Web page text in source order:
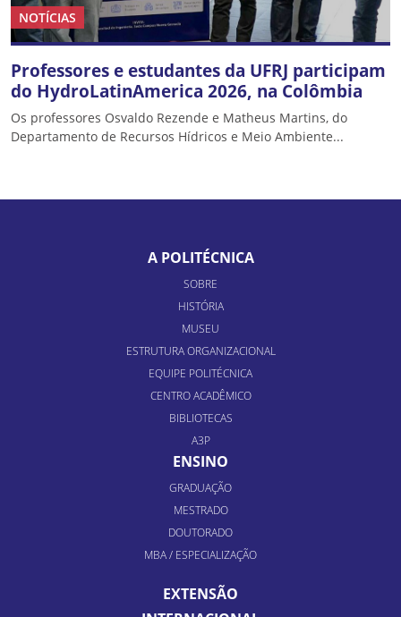
NOTÍCIAS
Professores e estudantes da UFRJ participam
do HydroLatinAmerica 2026, na Colômbia
Os professores Osvaldo Rezende e Matheus Martins, do
Departamento de Recursos Hídricos e Meio Ambiente...
A POLITÉCNICA
SOBRE
HISTÓRIA
MUSEU
ESTRUTURA ORGANIZACIONAL
EQUIPE POLITÉCNICA
CENTRO ACADÊMICO
BIBLIOTECAS
A3P
ENSINO
GRADUAÇÃO
MESTRADO
DOUTORADO
MBA / ESPECIALIZAÇÃO
EXTENSÃO